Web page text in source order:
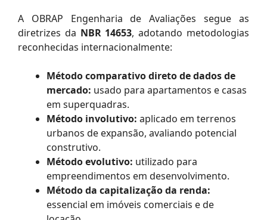
A OBRAP Engenharia de Avaliações segue as
diretrizes da NBR 14653, adotando metodologias
reconhecidas internacionalmente:
Método comparativo direto de dados de
mercado: usado para apartamentos e casas
em superquadras.
Método involutivo: aplicado em terrenos
urbanos de expansão, avaliando potencial
construtivo.
Método evolutivo: utilizado para
empreendimentos em desenvolvimento.
Método da capitalização da renda:
essencial em imóveis comerciais e de